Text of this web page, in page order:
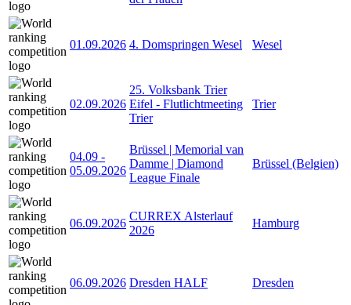
01.09.2026 4. Domspringen Wesel Wesel
02.09.2026
25. Volksbank Trier
Eifel - Flutlichtmeeting
Trier
Trier
04.09 -
05.09.2026
Brüssel | Memorial van
Damme | Diamond
League Finale
Brüssel (Belgien)
06.09.2026
CURREX Alsterlauf
2026
Hamburg
06.09.2026 Dresden HALF Dresden